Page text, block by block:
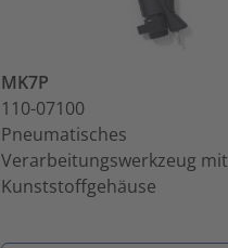
MK7P
110-07100
Pneumatisches
Verarbeitungswerkzeug mit
Kunststoffgehäuse